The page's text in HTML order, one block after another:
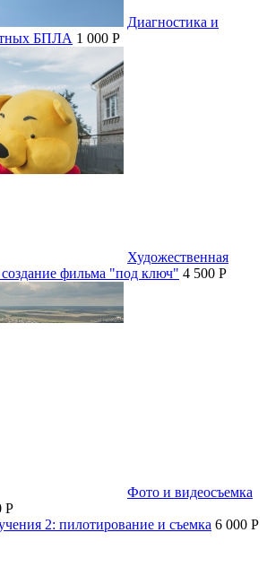
Диагностика и
БПЛА 1 000 P
Художественная
фильма "под ключ" 4 500 P
Фото и видеосъемка
P
2: пилотирование и съемка 6 000 P